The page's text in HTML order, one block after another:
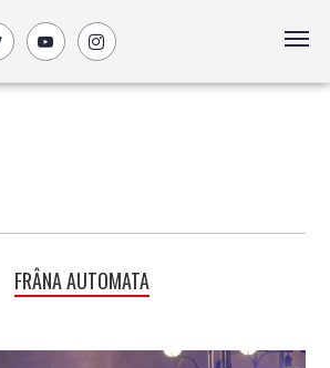
FRÂNA AUTOMATA